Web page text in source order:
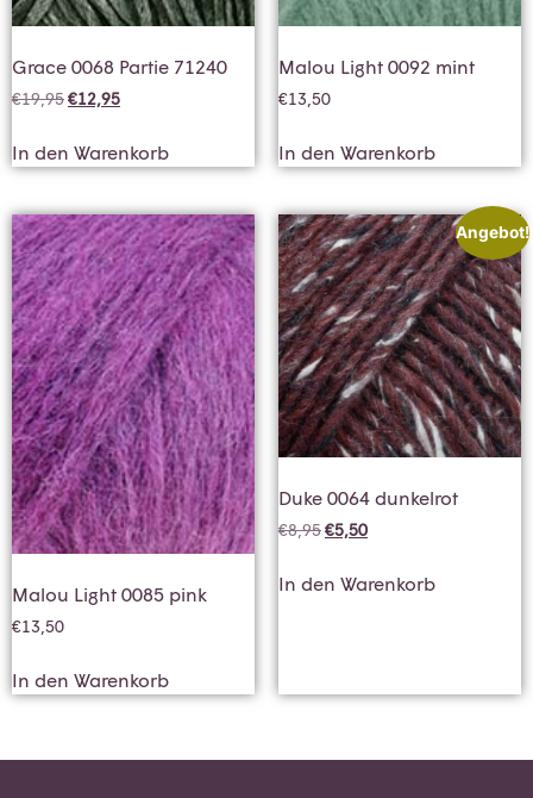
Grace 0068 Partie 71240
€19,95€12,95
In den Warenkorb
Malou Light 0092 mint
€13,50
In den Warenkorb
Malou Light 0085 pink
€13,50
In den Warenkorb
Angebot!
Duke 0064 dunkelrot
€8,95€5,50
In den Warenkorb